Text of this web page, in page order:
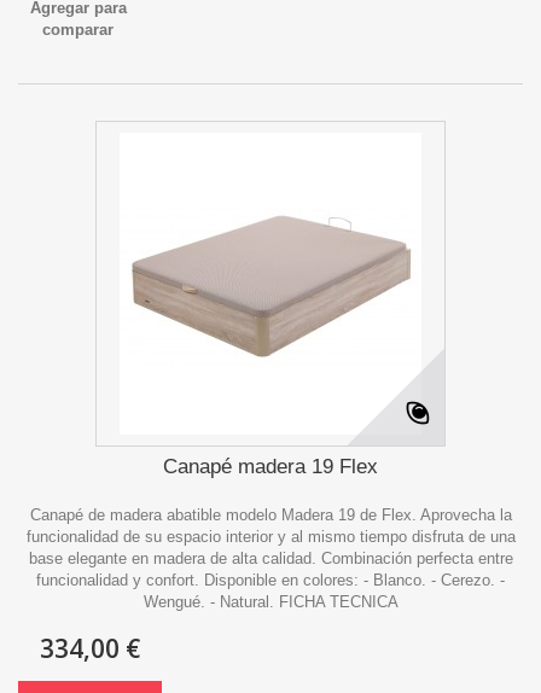
Agregar para
comparar
Canapé madera 19 Flex
Canapé de madera abatible modelo Madera 19 de Flex. Aprovecha la
funcionalidad de su espacio interior y al mismo tiempo disfruta de una
base elegante en madera de alta calidad. Combinación perfecta entre
funcionalidad y confort. Disponible en colores: - Blanco. - Cerezo. -
Wengué. - Natural. FICHA TECNICA
334,00 €